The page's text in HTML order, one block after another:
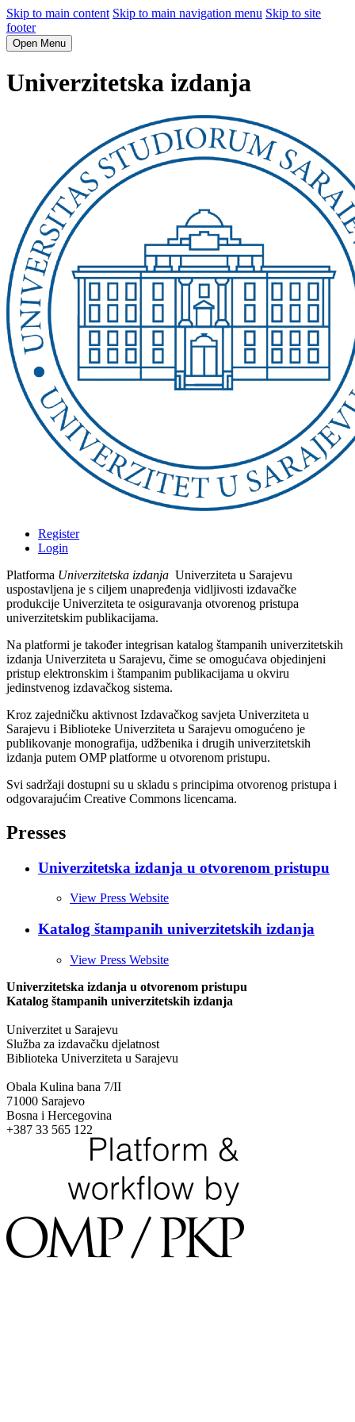
Skip to main content Skip to main navigation menu Skip to site
footer
Open Menu
Univerzitetska izdanja
Register
Login
Platforma Univerzitetska izdanja Univerziteta u Sarajevu
uspostavljena je s ciljem unapređenja vidljivosti izdavačke
produkcije Univerziteta te osiguravanja otvorenog pristupa
univerzitetskim publikacijama.
Na platformi je također integrisan katalog štampanih univerzitetskih
izdanja Univerziteta u Sarajevu, čime se omogućava objedinjeni
pristup elektronskim i štampanim publikacijama u okviru
jedinstvenog izdavačkog sistema.
Kroz zajedničku aktivnost Izdavačkog savjeta Univerziteta u
Sarajevu i Biblioteke Univerziteta u Sarajevu omogućeno je
publikovanje monografija, udžbenika i drugih univerzitetskih
izdanja putem OMP platforme u otvorenom pristupu.
Svi sadržaji dostupni su u skladu s principima otvorenog pristupa i
odgovarajućim Creative Commons licencama.
Presses
Univerzitetska izdanja u otvorenom pristupu
View Press Website
Katalog štampanih univerzitetskih izdanja
View Press Website
Univerzitetska izdanja u otvorenom pristupu
Katalog štampanih univerzitetskih izdanja
Univerzitet u Sarajevu
Služba za izdavačku djelatnost
Biblioteka Univerziteta u Sarajevu
Obala Kulina bana 7/II
71000 Sarajevo
Bosna i Hercegovina
+387 33 565 122